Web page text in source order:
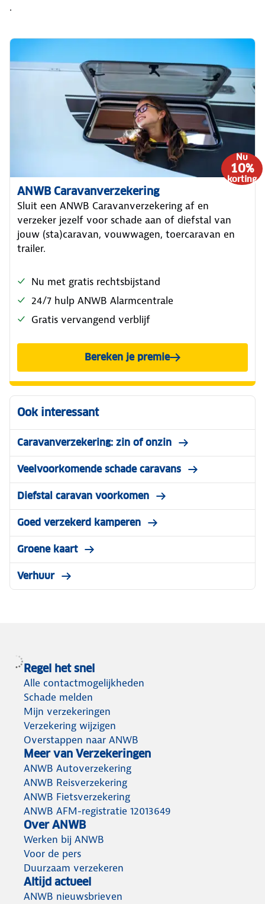
.
Nu
10%
korting
ANWB Caravanverzekering
Sluit een ANWB Caravanverzekering af en
verzeker jezelf voor schade aan of diefstal van
jouw (sta)caravan, vouwwagen, toercaravan en
trailer.
Nu met gratis rechtsbijstand
24/7 hulp ANWB Alarmcentrale
Gratis vervangend verblijf
Bereken je premie
Ook interessant
Caravanverzekering: zin of onzin
Veelvoorkomende schade caravans
Diefstal caravan voorkomen
Goed verzekerd kamperen
Groene kaart
Verhuur
Regel het snel
Alle contactmogelijkheden
Schade melden
Mijn verzekeringen
Verzekering wijzigen
Overstappen naar ANWB
Meer van Verzekeringen
ANWB Autoverzekering
ANWB Reisverzekering
ANWB Fietsverzekering
ANWB AFM-registratie 12013649
Over ANWB
Werken bij ANWB
Voor de pers
Duurzaam verzekeren
Altijd actueel
ANWB nieuwsbrieven